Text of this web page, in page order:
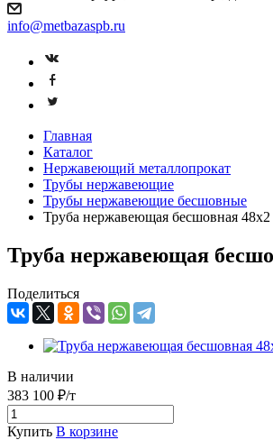
info@metbazaspb.ru
Главная
Каталог
Нержавеющий металлопрокат
Трубы нержавеющие
Трубы нержавеющие бесшовные
Труба нержавеющая бесшовная 48х2
Труба нержавеющая
Поделиться
В наличии
383 100 ₽/т
Купить В корзине